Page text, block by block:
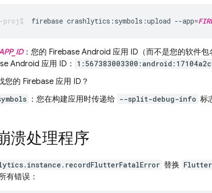
firebase crashlytics:symbols:upload --app=
：您的 Firebase Android 应用 ID（而不是您的软件包
Android 应用 ID：
您的 Firebase 应用 ID？
：您在构建应用时传递给 --split-debug-info 标
溃处理程序
替换
有错误：